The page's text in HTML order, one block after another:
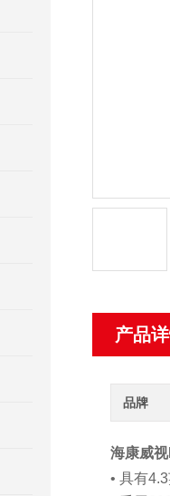
产品
品牌
海康威
• 具有